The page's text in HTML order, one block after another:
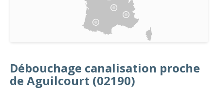
Débouchage canalisation proche
de Aguilcourt (02190)